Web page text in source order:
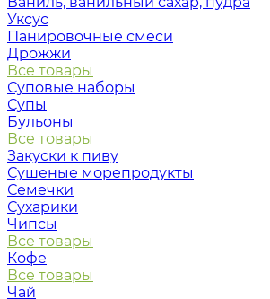
Уксус
Панировочные смеси
Дрожжи
Все товары
Суповые наборы
Супы
Бульоны
Все товары
Закуски к пиву
Сушеные морепродукты
Семечки
Сухарики
Чипсы
Все товары
Кофе
Все товары
Чай